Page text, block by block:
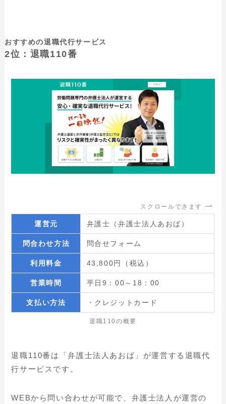
おすすめの退職代行サービス
2位：退職110番
スクロールできます
運営元 弁護士（弁護士法人あおば）
問合わせ方法 問合せフォーム
利用料金 43,800円（税込）
営業時間 平日9：00～18：00
支払い方法 ・クレジットカード
退職110の概要
退職110番は「弁護士法人あおば」が運営する退職代
行サービスです。
WEBから問い合わせが可能で、弁護士法人が運営の